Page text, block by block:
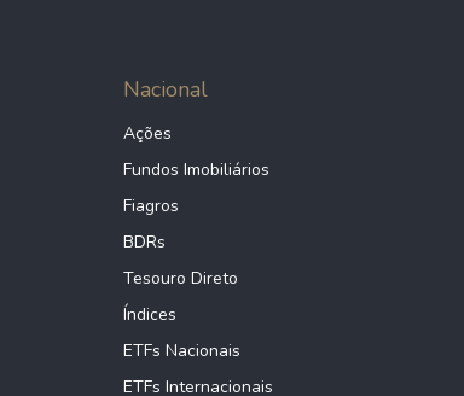
Nacional
Ações
Fundos Imobiliários
Fiagros
BDRs
Tesouro Direto
Índices
ETFs Nacionais
ETFs Internacionais